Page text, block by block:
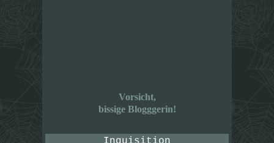
Vorsicht,
bissige Blogggerin!